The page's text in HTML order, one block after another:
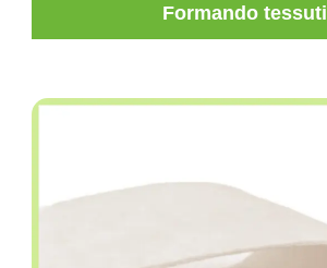
Formando tessuti